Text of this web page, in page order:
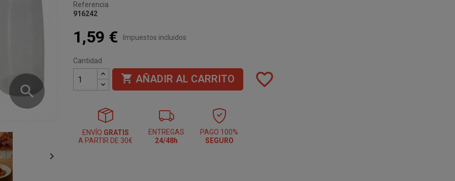
search

Referencia
916242
1,59 € Impuestos incluidos
Cantidad
 AÑADIR AL CARRITO favorite_border
ENVÍO GRATIS
A PARTIR DE 30€
ENTREGAS
24/48h
PAGO 100%
SEGURO